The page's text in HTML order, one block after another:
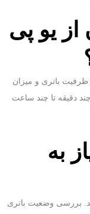
یو پی
باتری و میزان
دقیقه تا چند ساعت
به
بررسی وضعیت باتری